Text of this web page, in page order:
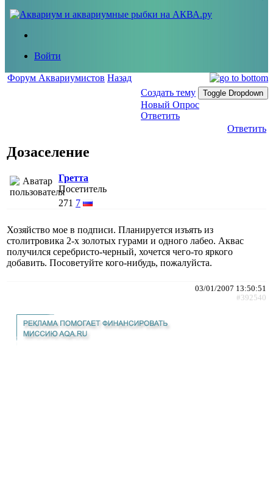
Войти
Форум Аквариумистов Назад
Создать тему
Toggle Dropdown
Новый Опрос
Ответить
Ответить
Дозаселение
Гретта
Посетитель
271 7
Хозяйство мое в подписи. Планируется изъять из
столитровика 2-х золотых гурами и одного лабео. Аквас
получился серебристо-черный, хочется чего-то яркого
добавить. Посоветуйте кого-нибудь, пожалуйста.
03/01/2007 13:50:51
#392540